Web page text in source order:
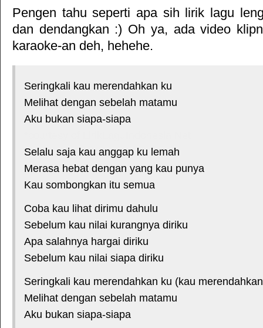
Pengen tahu seperti apa sih lirik lagu
dan dendangkan :) Oh ya, ada video
karaoke-an deh, hehehe.
Seringkali kau merendahkan ku
Melihat dengan sebelah matamu
Aku bukan siapa-siapa
Selalu saja kau anggap ku lemah
Merasa hebat dengan yang kau punya
Kau sombongkan itu semua
Coba kau lihat dirimu dahulu
Sebelum kau nilai kurangnya diriku
Apa salahnya hargai diriku
Sebelum kau nilai siapa diriku
Seringkali kau merendahkan ku (kau
Melihat dengan sebelah matamu
Aku bukan siapa-siapa